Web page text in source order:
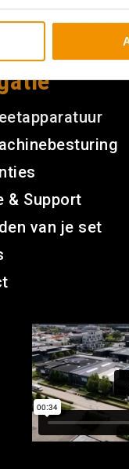
& Support
van je set